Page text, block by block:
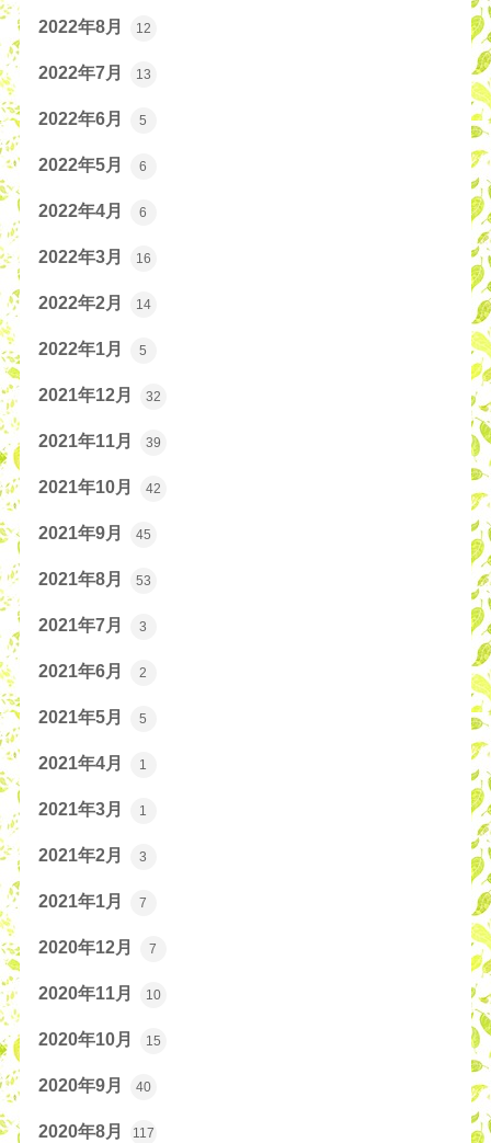
2022年8月 12
2022年7月 13
2022年6月 5
2022年5月 6
2022年4月 6
2022年3月 16
2022年2月 14
2022年1月 5
2021年12月 32
2021年11月 39
2021年10月 42
2021年9月 45
2021年8月 53
2021年7月 3
2021年6月 2
2021年5月 5
2021年4月 1
2021年3月 1
2021年2月 3
2021年1月 7
2020年12月 7
2020年11月 10
2020年10月 15
2020年9月 40
2020年8月 117